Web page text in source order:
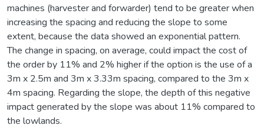
machines (harvester and forwarder) tend to be greater when
increasing the spacing and reducing the slope to some
extent, because the data showed an exponential pattern.
The change in spacing, on average, could impact the cost of
the order by 11% and 2% higher if the option is the use of a
3m x 2.5m and 3m x 3.33m spacing, compared to the 3m x
4m spacing. Regarding the slope, the depth of this negative
impact generated by the slope was about 11% compared to
the lowlands.